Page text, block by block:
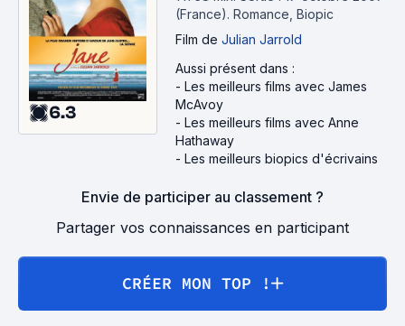
6.3
(France). Romance, Biopic
Film de Julian Jarrold
Aussi présent dans :
- Les meilleurs films avec James
McAvoy
- Les meilleurs films avec Anne
Hathaway
- Les meilleurs biopics d'écrivains
Envie de participer au classement ?
Partager vos connaissances en participant
CRÉER MON TOP !